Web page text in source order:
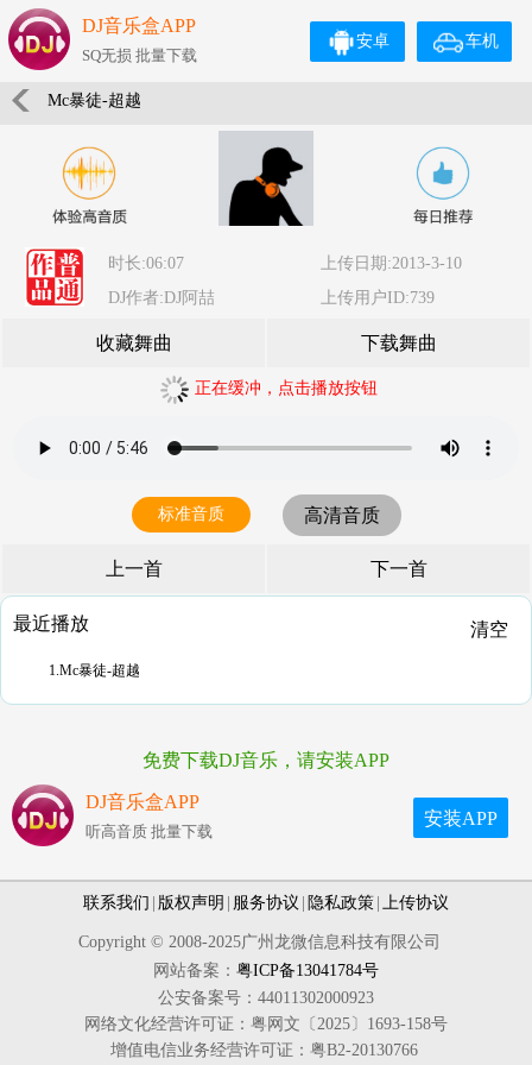
DJ音乐盒APP
SQ无损 批量下载
车机
安卓
Mc暴徒-超越
时长:06:07
上传日期:2013-3-10
DJ作者:DJ阿喆
上传用户ID:739
收藏舞曲 下载舞曲
正在缓冲，点击播放按钮
标准音质 高清音质
上一首 下一首
最近播放 清空
1.Mc暴徒-超越
免费下载DJ音乐，请安装APP
DJ音乐盒APP
听高音质 批量下载
安装APP
联系我们 版权声明 服务协议 隐私政策 上传协议
Copyright © 2008-2025广州龙微信息科技有限公司
网站备案： 粤ICP备13041784号
公安备案号：44011302000923
网络文化经营许可证：粤网文〔2025〕1693-158号
增值电信业务经营许可证：粤B2-20130766